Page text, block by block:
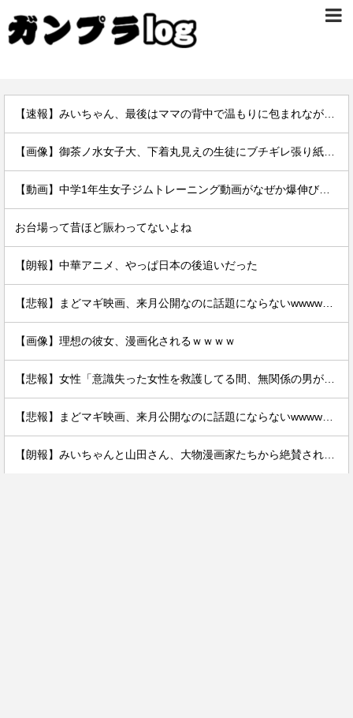
お台場って昔ほど賑わってないよね
【朗報】中華アニメ、やっぱ日本の後追いだった
【画像】理想の彼女、漫画化されるｗｗｗｗ